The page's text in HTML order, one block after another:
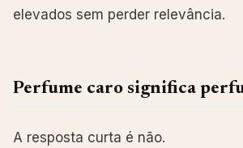
elevados sem perder relevância.
Perfume caro significa
A resposta curta é não.